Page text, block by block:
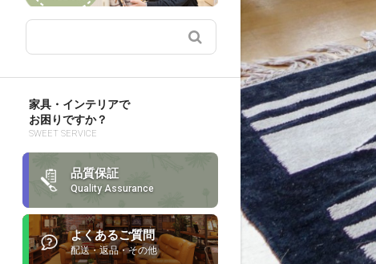
家具・インテリアで
お困りですか？
SWEET SERVICE
品質保証
Quality Assurance
よくあるご質問
配送・返品・その他